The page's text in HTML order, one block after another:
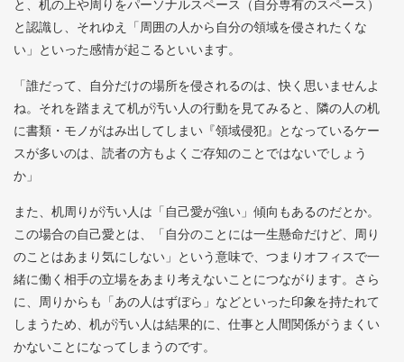
と、机の上や周りをパーソナルスペース（自分専有のスペース）
と認識し、それゆえ「周囲の人から自分の領域を侵されたくな
い」といった感情が起こるといいます。
「誰だって、自分だけの場所を侵されるのは、快く思いませんよ
ね。それを踏まえて机が汚い人の行動を見てみると、隣の人の机
に書類・モノがはみ出してしまい『領域侵犯』となっているケー
スが多いのは、読者の方もよくご存知のことではないでしょう
か」
また、机周りが汚い人は「自己愛が強い」傾向もあるのだとか。
この場合の自己愛とは、「自分のことには一生懸命だけど、周り
のことはあまり気にしない」という意味で、つまりオフィスで一
緒に働く相手の立場をあまり考えないことにつながります。さら
に、周りからも「あの人はずぼら」などといった印象を持たれて
しまうため、机が汚い人は結果的に、仕事と人間関係がうまくい
かないことになってしまうのです。